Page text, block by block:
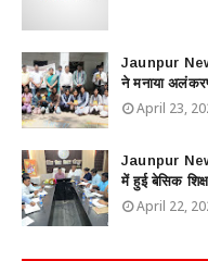
Jaunpur
ने मनाया
April 23,
Jaunpur
में हुई बेसिक
April 22,